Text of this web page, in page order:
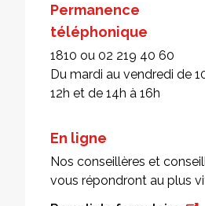
Permanence
téléphonique
1810 ou 02 219 40 60
Du mardi au vendredi de
12h et de 14h à 16h
En ligne
Nos conseillères et
vous répondront au plus